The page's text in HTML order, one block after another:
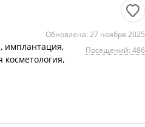
Обновлена: 27 ноября 2025
Посещений: 486
имплантация,
косметология,